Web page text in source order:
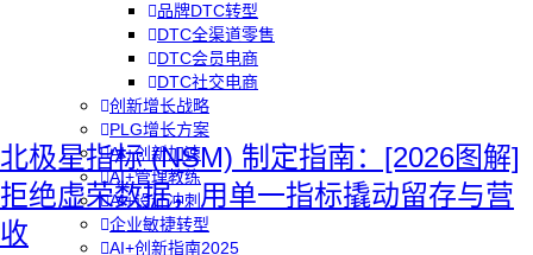
品牌DTC转型
DTC全渠道零售
DTC会员电商
DTC社交电商
创新增长战略
PLG增长方案
AI+创新加速
AI+管理教练
AI+设计冲刺
企业敏捷转型
AI+创新指南2025
北极星指标 (NSM) 制定指南：[2026图解]
拒绝虚荣数据，用单一指标撬动留存与营
收